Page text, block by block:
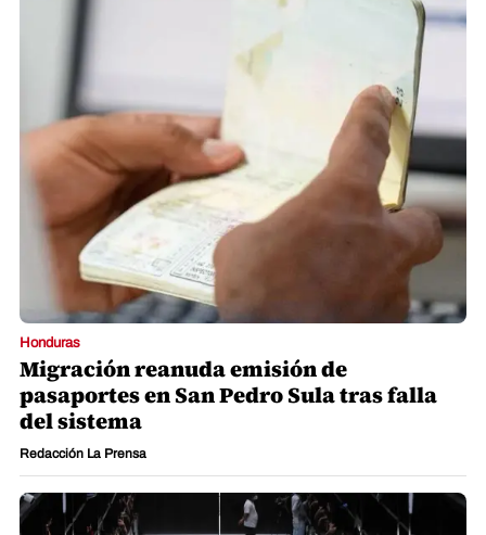
Honduras
Migración reanuda emisión de
pasaportes en San Pedro Sula tras falla
del sistema
Redacción La Prensa